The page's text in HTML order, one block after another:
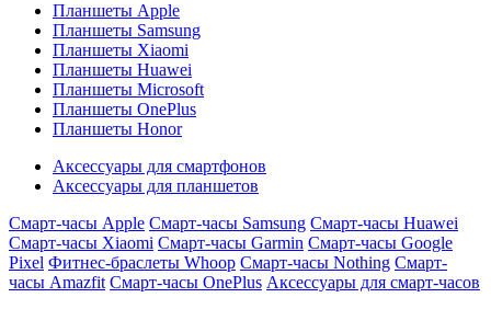
Планшеты Apple
Планшеты Samsung
Планшеты Xiaomi
Планшеты Huawei
Планшеты Microsoft
Планшеты OnePlus
Планшеты Honor
Аксессуары для смартфонов
Аксессуары для планшетов
Смарт-часы Apple Смарт-часы Samsung Смарт-часы Huawei
Смарт-часы Xiaomi Смарт-часы Garmin Смарт-часы Google
Pixel Фитнес-браслеты Whoop Смарт-часы Nothing Смарт-
часы Amazfit Смарт-часы OnePlus Аксессуары для смарт-часов